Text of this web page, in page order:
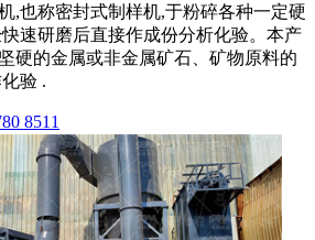
,也称密封式制样机,于粉碎各种一定硬
速研磨后直接作成份分析化验。本产
硬的金属或非金属矿石、矿物原料的
验 .
8511